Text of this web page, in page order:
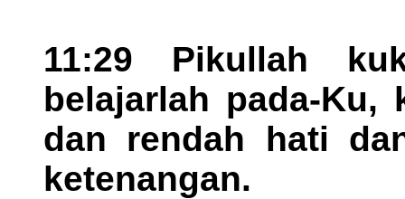
11:29 Pikullah
belajarlah pada-Ku,
dan rendah hati
ketenangan.